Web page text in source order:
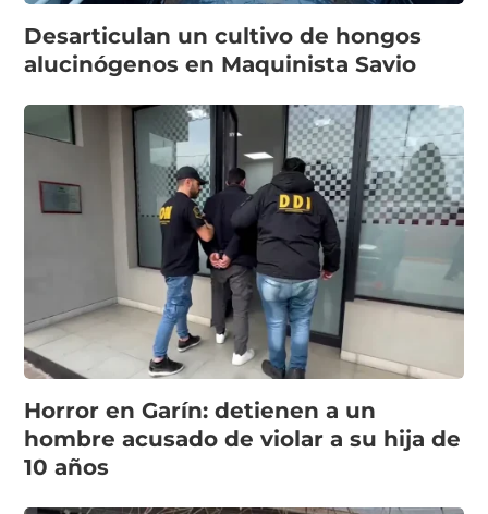
Desarticulan un cultivo de hongos
alucinógenos en Maquinista Savio
Horror en Garín: detienen a un
hombre acusado de violar a su hija de
10 años